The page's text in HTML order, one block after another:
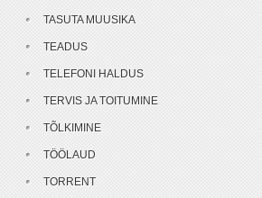
TASUTA MUUSIKA
TEADUS
TELEFONI HALDUS
TERVIS JA TOITUMINE
TÕLKIMINE
TÖÖLAUD
TORRENT